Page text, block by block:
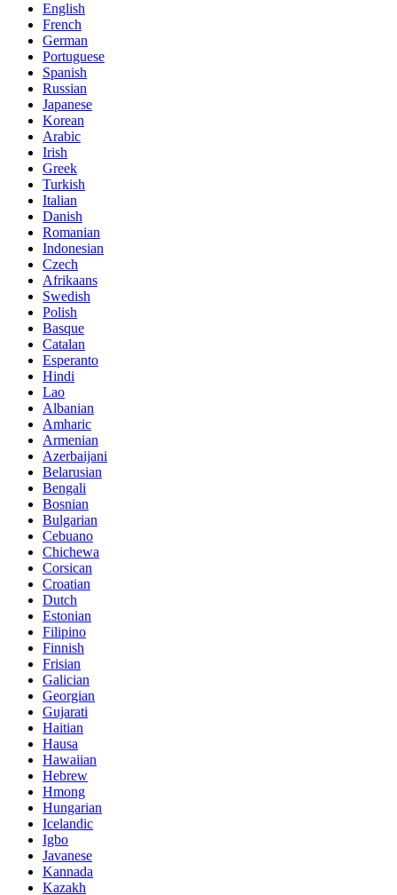
English
French
German
Portuguese
Spanish
Russian
Japanese
Korean
Arabic
Irish
Greek
Turkish
Italian
Danish
Romanian
Indonesian
Czech
Afrikaans
Swedish
Polish
Basque
Catalan
Esperanto
Hindi
Lao
Albanian
Amharic
Armenian
Azerbaijani
Belarusian
Bengali
Bosnian
Bulgarian
Cebuano
Chichewa
Corsican
Croatian
Dutch
Estonian
Filipino
Finnish
Frisian
Galician
Georgian
Gujarati
Haitian
Hausa
Hawaiian
Hebrew
Hmong
Hungarian
Icelandic
Igbo
Javanese
Kannada
Kazakh